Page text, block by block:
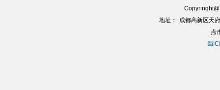
地址：
成都高新区天
点
蜀